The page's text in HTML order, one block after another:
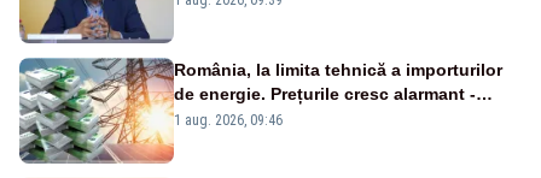
România, la limita tehnică a importurilor
de energie. Prețurile cresc alarmant -
Analiză Realitatea Plus
1 aug. 2026, 09:46